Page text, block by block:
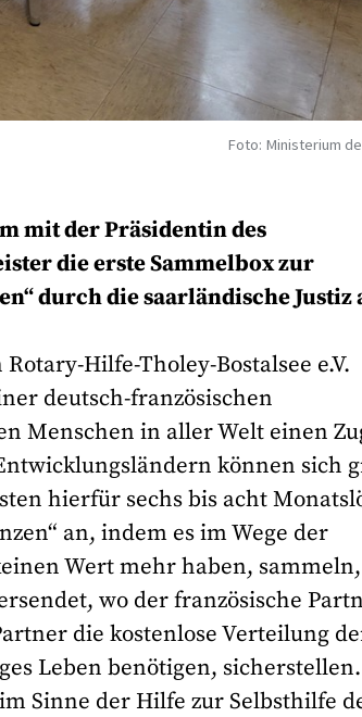
Foto: Ministerium
mit der Präsidentin des
die erste Sammelbox zur
durch die saarländische Justiz
Hilfe-Tholey-Bostalsee e.V.
deutsch-französischen
Menschen in aller Welt einen
können sich
hierfür sechs bis acht
an, indem es im Wege der
Wert mehr haben, sammeln,
wo der französische
die kostenlose Verteilung
Leben benötigen, sicherstellen.
Sinne der Hilfe zur Selbsthilfe